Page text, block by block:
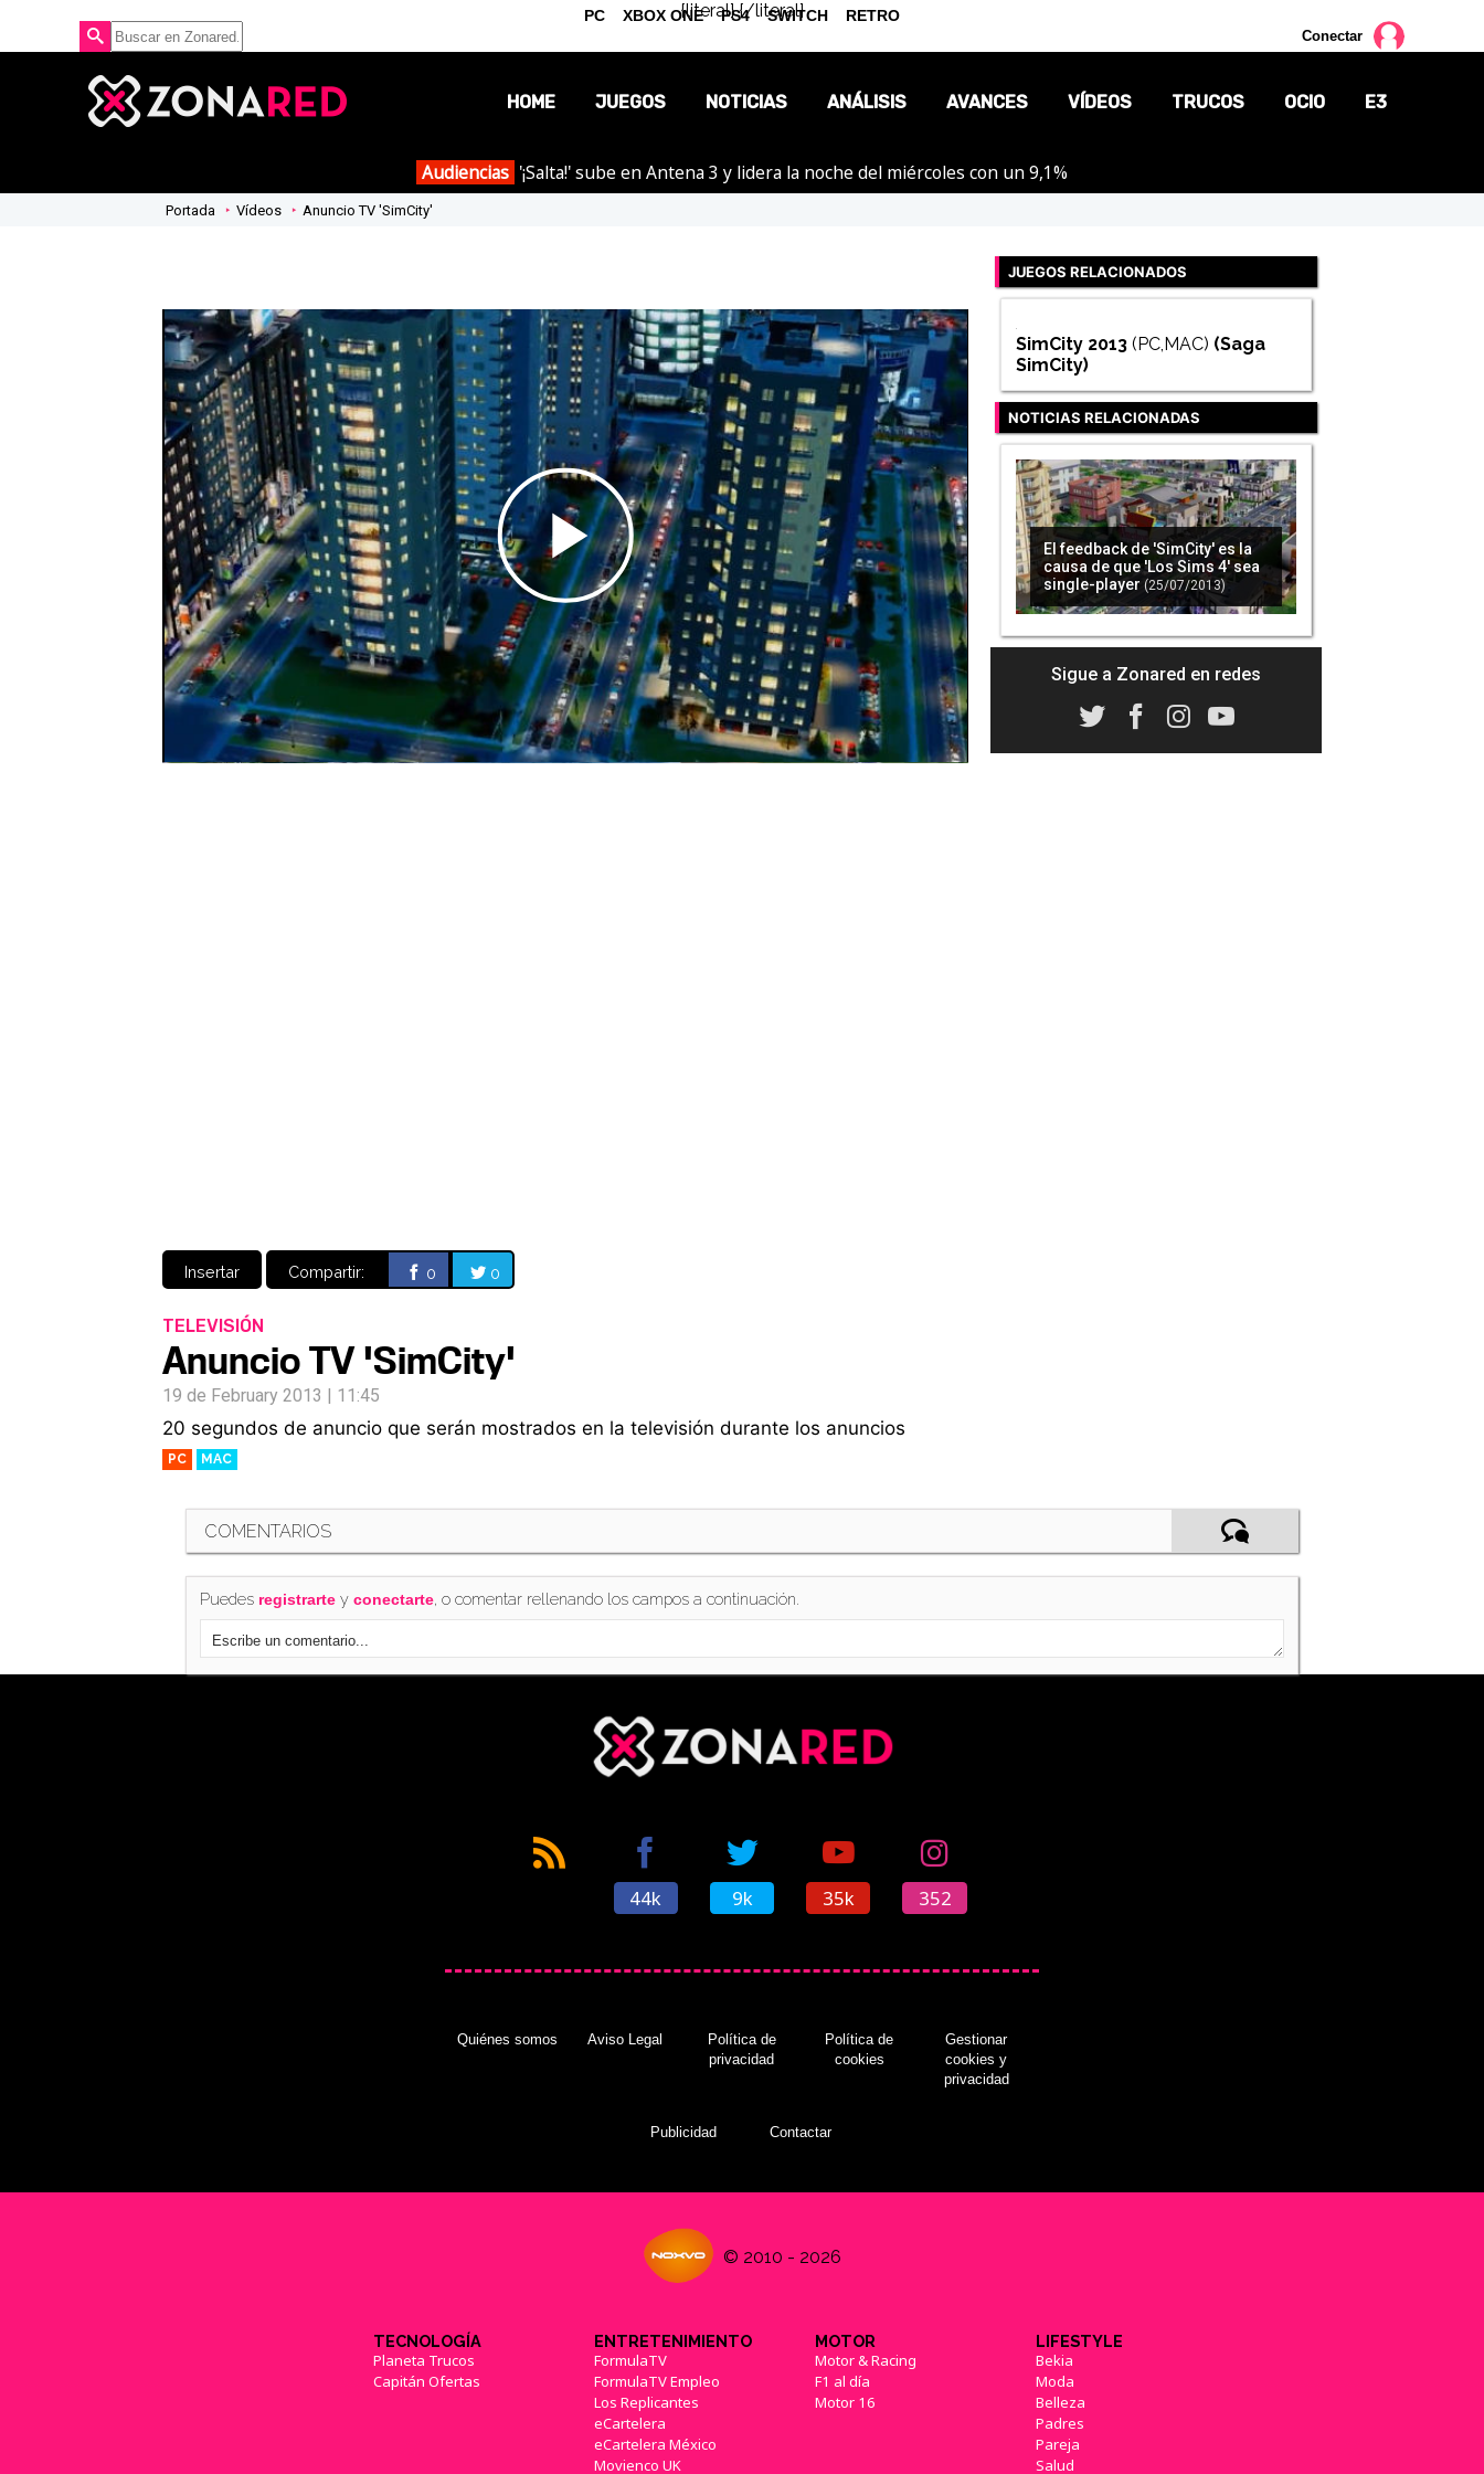
{literal}{/literal}
Conectar
HOME JUEGOS NOTICIAS
OPINIÓN
ANÁLISIS AVANCES VÍDEOS TRUCOS OCIO E3
Audiencias '¡Salta!' sube en Antena 3 y lidera la noche del miércoles con un 9,1%
Portada Vídeos Anuncio TV 'SimCity'
Play
Video
Insertar Compartir: 0 0
TELEVISIÓN
Anuncio TV 'SimCity'
19 de February 2013 | 11:45
20 segundos de anuncio que serán mostrados en la televisión durante los anuncios
PC MAC
JUEGOS RELACIONADOS
SimCity 2013 (PC,MAC) (Saga
SimCity)
NOTICIAS RELACIONADAS
El feedback de 'SimCity' es la
causa de que 'Los Sims 4' sea
single-player (25/07/2013)
Sigue a Zonared en redes
COMENTARIOS
Puedes registrartey conectarte, o comentar rellenando los campos a continuación.
PC XBOX ONE PS4 SWITCH RETRO
44k 9k 35k 352
Quiénes somos Aviso Legal
Política de
privacidad
Política de
cookies
Gestionar
cookies y
privacidad
Publicidad Contactar
© 2010 - 2026
TECNOLOGÍA
Planeta Trucos
Capitán Ofertas
ENTRETENIMIENTO
FormulaTV
FormulaTV Empleo
Los Replicantes
eCartelera
eCartelera México
Movienco UK
MOTOR
Motor & Racing
F1 al día
Motor 16
LIFESTYLE
Bekia
Moda
Belleza
Padres
Pareja
Salud